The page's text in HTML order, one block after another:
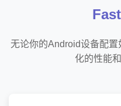
无论你的Android设备配
化的性能